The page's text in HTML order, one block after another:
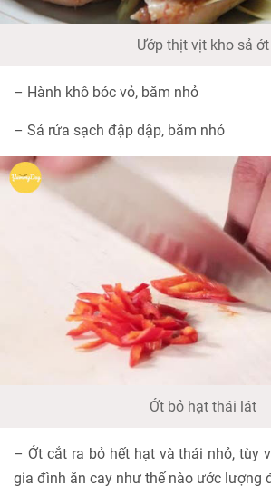
Ướp thịt vịt kho sả ớt
– Hành khô bóc vỏ, băm nhỏ
– Sả rửa sạch đập dập, băm nhỏ
Ớt bỏ hạt thái lát
– Ớt cắt ra bỏ hết hạt và thái nhỏ, tùy
gia đình ăn cay như thế nào ước lượng